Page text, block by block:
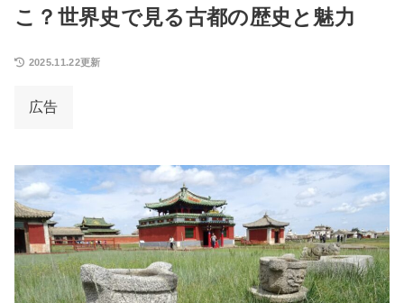
こ？世界史で見る古都の歴史と魅力
2025.11.22更新
広告